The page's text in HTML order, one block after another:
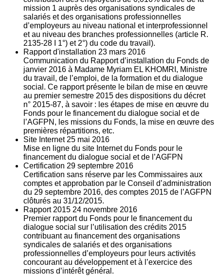
mission 1 auprès des organisations syndicales de
salariés et des organisations professionnelles
d’employeurs au niveau national et interprofessionnel
et au niveau des branches professionnelles (article R.
2135‐28 I 1°) et 2°) du code du travail).
Rapport d'installation 23 mars 2016
Communication du Rapport d’installation du Fonds de
janvier 2016 à Madame Myriam EL KHOMRI, Ministre
du travail, de l’emploi, de la formation et du dialogue
social. Ce rapport présente le bilan de mise en œuvre
au premier semestre 2015 des dispositions du décret
n° 2015-87, à savoir : les étapes de mise en œuvre du
Fonds pour le financement du dialogue social et de
l’AGFPN, les missions du Fonds, la mise en œuvre des
premières répartitions, etc.
Site Internet 25 mai 2016
Mise en ligne du site Internet du Fonds pour le
financement du dialogue social et de l’AGFPN
Certification 29 septembre 2016
Certification sans réserve par les Commissaires aux
comptes et approbation par le Conseil d’administration
du 29 septembre 2016, des comptes 2015 de l’AGFPN
clôturés au 31/12/2015.
Rapport 2015 24 novembre 2016
Premier rapport du Fonds pour le financement du
dialogue social sur l’utilisation des crédits 2015
contribuant au financement des organisations
syndicales de salariés et des organisations
professionnelles d’employeurs pour leurs activités
concourant au développement et à l’exercice des
missions d’intérêt général.